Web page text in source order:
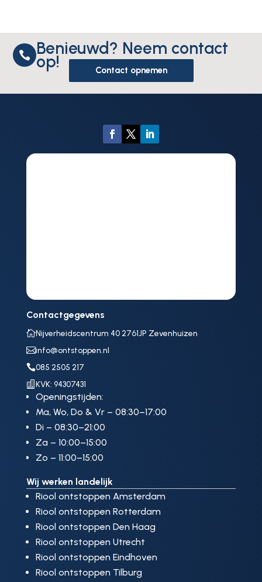
 Benieuwd? Neem contact
op! Contact opnemen
Contactgegevens
Nijverheidscentrum 40 2761JP Zevenhuizen
info@ontstoppen.nl
085 2505 217
 KVK: 94307431
Openingstijden:
Ma, Wo, Do & Vr – 08:30–17:00
Di – 08:30–21:00
Za – 10:00–15:00
Zo – 11:00–15:00
Wij werken landelijk
Riool ontstoppen Amsterdam
Riool ontstoppen Rotterdam
Riool ontstoppen Den Haag
Riool ontstoppen Utrecht
Riool ontstoppen Eindhoven
Riool ontstoppen Tilburg